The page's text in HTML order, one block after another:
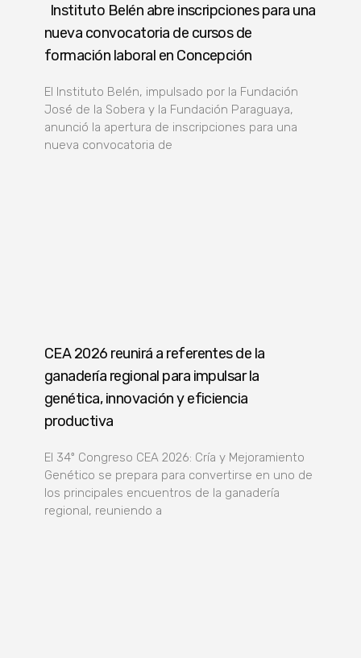
Instituto Belén abre inscripciones para una
nueva convocatoria de cursos de
formación laboral en Concepción
El Instituto Belén, impulsado por la Fundación
José de la Sobera y la Fundación Paraguaya,
anunció la apertura de inscripciones para una
nueva convocatoria de
CEA 2026 reunirá a referentes de la
ganadería regional para impulsar la
genética, innovación y eficiencia
productiva
El 34º Congreso CEA 2026: Cría y Mejoramiento
Genético se prepara para convertirse en uno de
los principales encuentros de la ganadería
regional, reuniendo a